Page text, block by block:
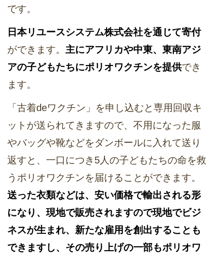
です。
日本リユースシステム株式会社を通じて寄付
ができます。 主にアフリカや中東、東南アジ
アの子どもたちにポリオワクチンを提供でき
ます。
「古着deワクチン」を申し込むと専用回収キ
ットが送られてきますので、不用になった服
やバッグや靴などをダンボールに入れて送り
返すと、一口につき5人の子どもたちの命を救
うポリオワクチンを届けることができます。
送った衣類などは、安い価格で輸出される形
になり、現地で販売されますので現地でビジ
ネスが生まれ、新たな雇用を創出することも
できますし、その売り上げの一部もポリオワ